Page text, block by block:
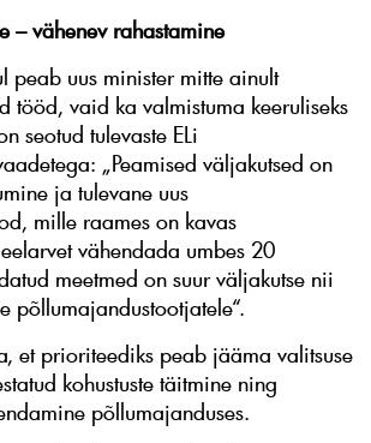
– vähenev rahastamine
peab uus minister mitte ainult
tööd, vaid ka valmistuma keeruliseks
seotud tulevaste ELi
„Peamised väljakutsed on
ja tulevane uus
mille raames on kavas
vähendada umbes 20
meetmed on suur väljakutse nii
põllumajandustootjatele“.
et prioriteediks peab jääma valitsuse
kohustuste täitmine ning
põllumajanduses.